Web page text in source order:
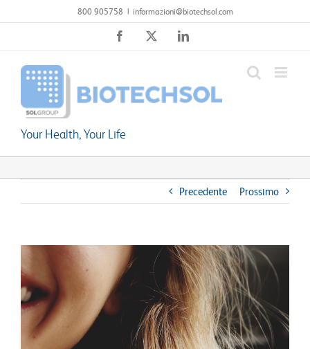
al
800 905758 | informazioni@biotechsol.com
Facebook LinkedIn
Your Health, Your Life
Precedente Prossimo
Ingrandisci
immagine